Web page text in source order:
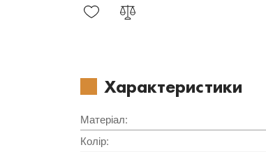
Характеристики
Матеріал:
Колір: